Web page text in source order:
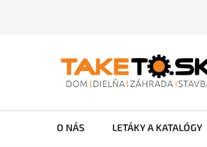
O NÁS LETÁKY A KATALÓGY